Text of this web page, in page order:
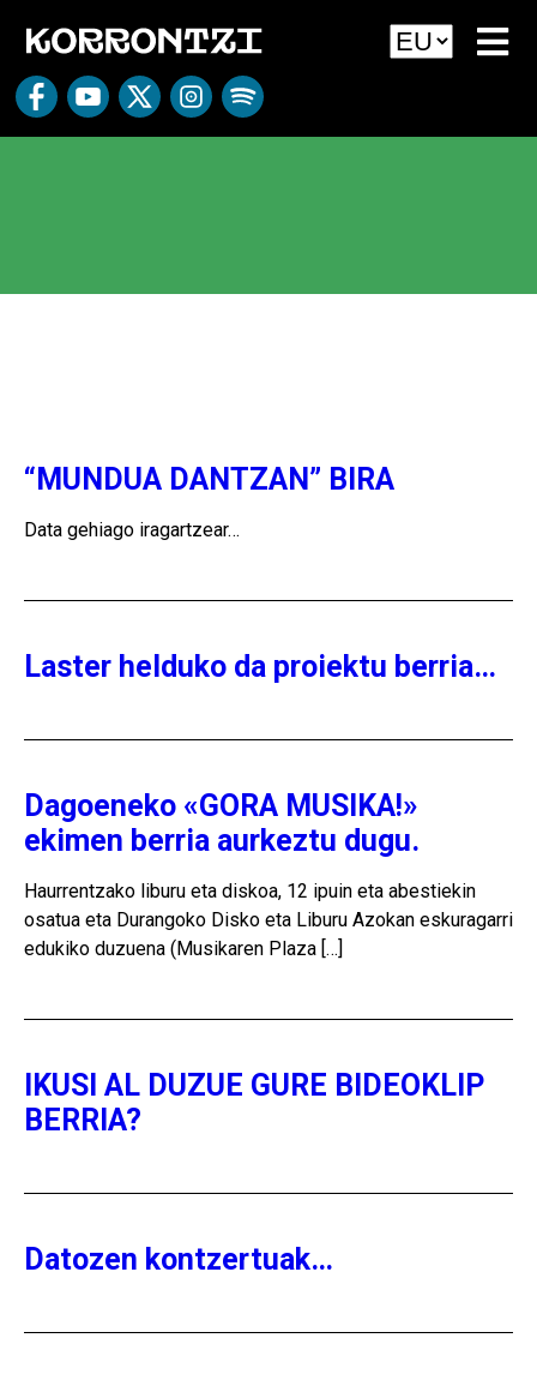
“MUNDUA DANTZAN” BIRA
Data gehiago iragartzear…
Laster helduko da proiektu berria…
Dagoeneko «GORA MUSIKA!»
ekimen berria aurkeztu dugu.
Haurrentzako liburu eta diskoa, 12 ipuin eta abestiekin
osatua eta Durangoko Disko eta Liburu Azokan eskuragarri
edukiko duzuena (Musikaren Plaza […]
IKUSI AL DUZUE GURE BIDEOKLIP
BERRIA?
Datozen kontzertuak…